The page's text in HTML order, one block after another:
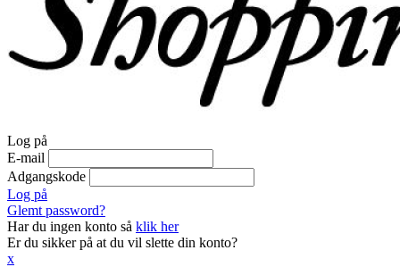
Log på
E-mail
Adgangskode
Log på
Glemt password?
Har du ingen konto så klik her
Er du sikker på at du vil slette din konto?
x